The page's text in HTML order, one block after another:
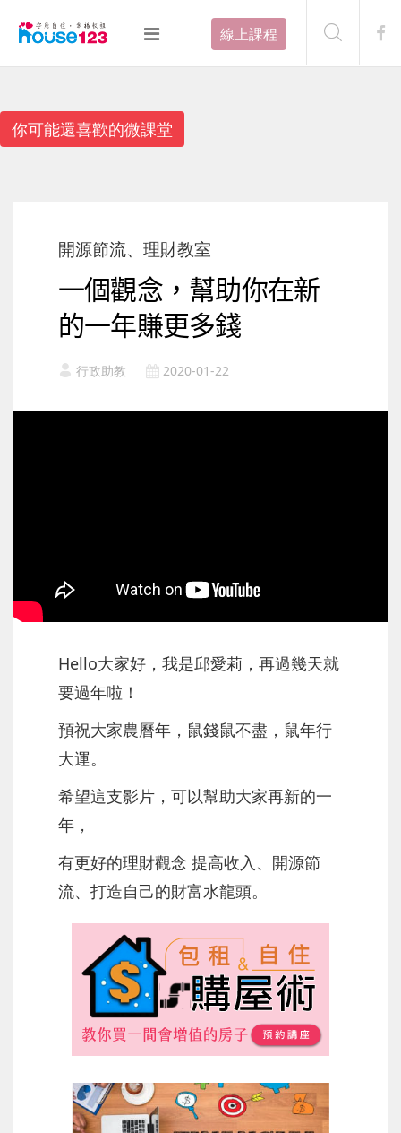
線上課程
你可能還喜歡的微課堂
開源節流、理財教室
一個觀念，幫助你在新
的一年賺更多錢
行政助教 2020-01-22
Hello大家好，我是邱愛莉，再過幾天就
要過年啦！
預祝大家農曆年，鼠錢鼠不盡，鼠年行
大運。
希望這支影片，可以幫助大家再新的一
年，
有更好的理財觀念 提高收入、開源節
流、打造自己的財富水龍頭。